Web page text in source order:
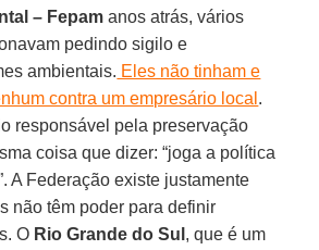
– Fepamanos atrás, vários
pedindo sigilo e
ambientais. Eles não tinham e
contra um empresário local .
responsável pela preservação
coisa que dizer: “joga a política
A Federação existe justamente
não têm poder para definir
O Rio Grande do Sul , que é um